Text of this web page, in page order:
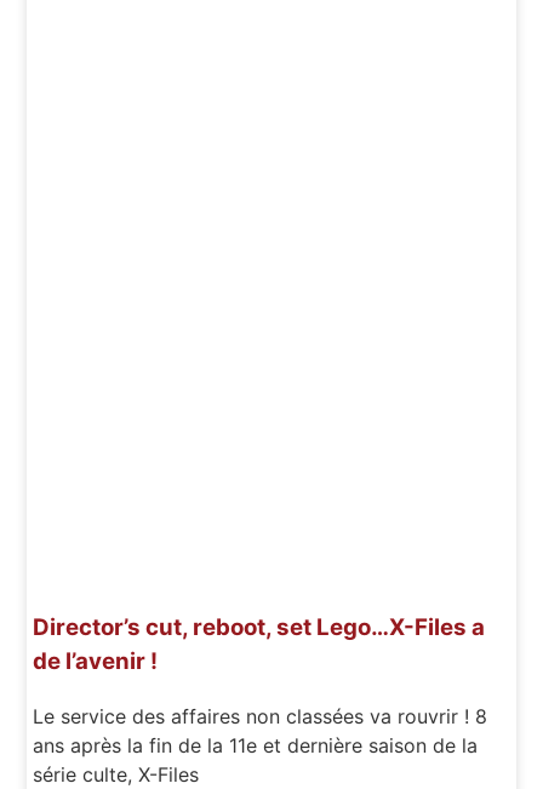
Director’s cut, reboot, set Lego…X-Files a
de l’avenir !
Le service des affaires non classées va rouvrir ! 8
ans après la fin de la 11e et dernière saison de la
série culte, X-Files